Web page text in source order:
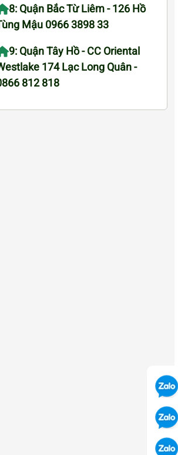
8: Quận Bắc Từ Liêm - 126 Hồ
Mậu 0966 3898 33
9: Quận Tây Hồ - CC Oriental
174 Lạc Long Quân -
812 818